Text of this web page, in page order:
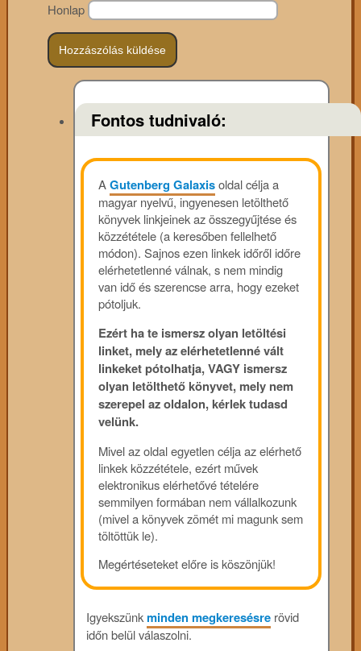
Honlap
Fontos tudnivaló:
AGutenberg Galaxisoldal célja a
magyar nyelvű, ingyenesen letölthető
könyvek linkjeinek az összegyűjtése és
közzététele (a keresőben fellelhető
módon). Sajnos ezen linkek időről időre
elérhetetlenné válnak, s nem mindig
van idő és szerencse arra, hogy ezeket
pótoljuk.
Ezért ha te ismersz olyan letöltési
linket, mely az elérhetetlenné vált
linkeket pótolhatja, VAGY ismersz
olyan letölthető könyvet, mely nem
szerepel az oldalon, kérlek tudasd
velünk.
Mivel az oldal egyetlen célja az elérhető
linkek közzététele, ezért művek
elektronikus elérhetővé tételére
semmilyen formában nem vállalkozunk
(mivel a könyvek zömét mi magunk sem
töltöttük le).
Megértéseteket előre is köszönjük!
Igyekszünkminden megkeresésre rövid
időn belül válaszolni.